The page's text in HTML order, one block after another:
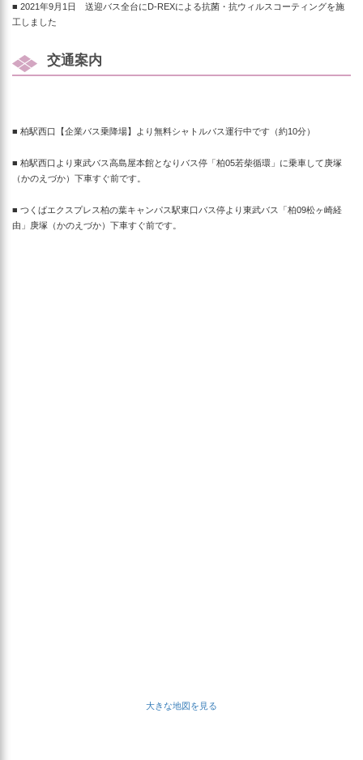
■ 2021年9月1日 送迎バス全台にD-REXによる抗菌・抗ウィルスコーティングを施
工しました
交通案内
■ 柏駅西口【企業バス乗降場】より無料シャトルバス運行中です（約10分）
■ 柏駅西口より東武バス高島屋本館となりバス停「柏05若柴循環」 に乗車して庚塚
（かのえづか）下車すぐ前です。
■ つくばエクスプレス柏の葉キャンパス駅東口バス停より東武バス「柏09松ヶ崎経
由」庚塚（かのえづか）下車すぐ前です。
大きな地図を見る